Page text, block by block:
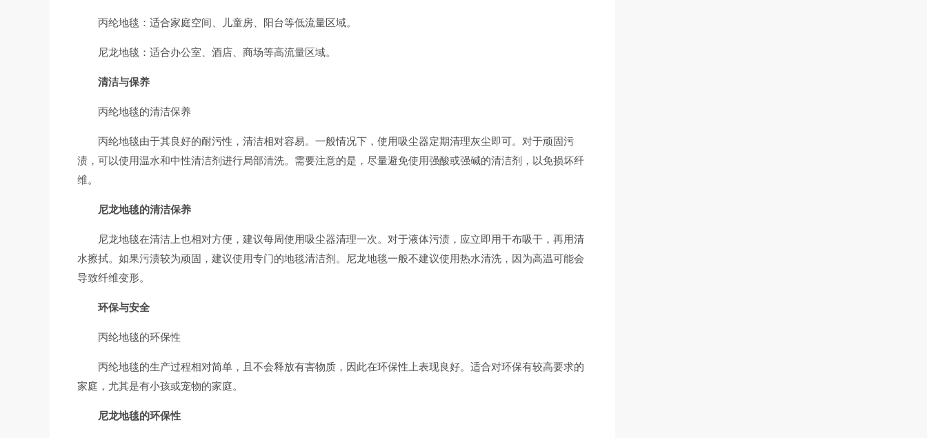
丙纶地毯：适合家庭空间、儿童房、阳台等低流量区域。
尼龙地毯：适合办公室、酒店、商场等高流量区域。
清洁与保养
丙纶地毯的清洁保养
丙纶地毯由于其良好的耐污性，清洁相对容易。一般情况下，使用吸尘器定期清理灰尘即可。对于顽固污
渍，可以使用温水和中性清洁剂进行局部清洗。需要注意的是，尽量避免使用强酸或强碱的清洁剂，以免损坏纤
维。
尼龙地毯的清洁保养
尼龙地毯在清洁上也相对方便，建议每周使用吸尘器清理一次。对于液体污渍，应立即用干布吸干，再用清
水擦拭。如果污渍较为顽固，建议使用专门的地毯清洁剂。尼龙地毯一般不建议使用热水清洗，因为高温可能会
导致纤维变形。
环保与安全
丙纶地毯的环保性
丙纶地毯的生产过程相对简单，且不会释放有害物质，因此在环保性上表现良好。适合对环保有较高要求的
家庭，尤其是有小孩或宠物的家庭。
尼龙地毯的环保性